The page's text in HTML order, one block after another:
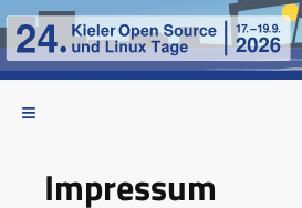
Impressum